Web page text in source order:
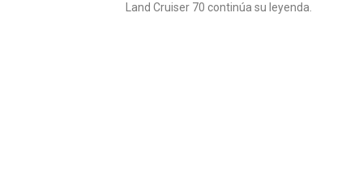
Land Cruiser 70 continúa su leyenda.